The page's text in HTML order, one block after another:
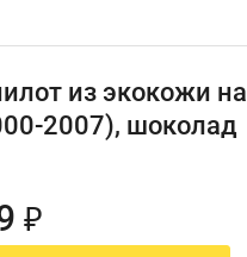
из экокожи на
2007), шоколад
₽